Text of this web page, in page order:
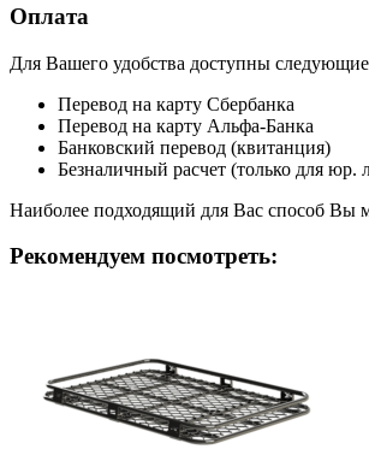
Оплата
Для Вашего удобства доступны
Перевод на карту Сбербанка
Перевод на карту Альфа-Банка
Банковский перевод (квитанция)
Безналичный расчет (только для
Наиболее подходящий для Вас способ Вы
Рекомендуем посмотреть: